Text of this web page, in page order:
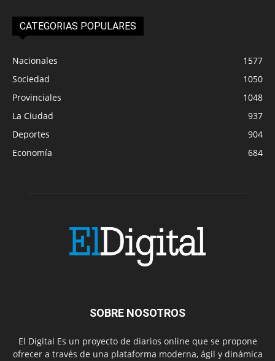
CATEGORIAS POPULARES
Nacionales
1577
Sociedad
1050
Provinciales
1048
La Ciudad
937
Deportes
904
Economía
684
SOBRE NOSOTROS
El Digital Es un proyecto de diarios online que se propone
ofrecer a través de una plataforma moderna, ágil y dinámica